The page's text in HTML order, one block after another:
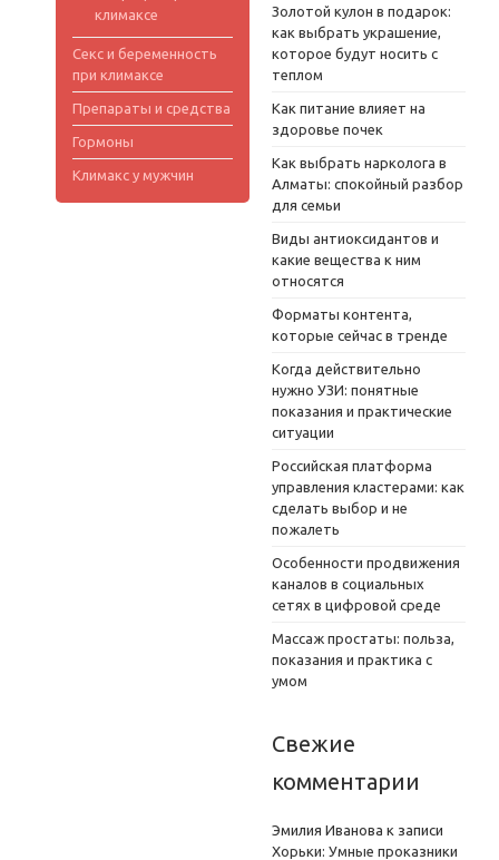
климаксе
Секс и беременность
при климаксе
Препараты и средства
Гормоны
Климакс у мужчин
Золотой кулон в подарок:
как выбрать украшение,
которое будут носить с
теплом
Как питание влияет на
здоровье почек
Как выбрать нарколога в
Алматы: спокойный разбор
для семьи
Виды антиоксидантов и
какие вещества к ним
относятся
Форматы контента,
которые сейчас в тренде
Когда действительно
нужно УЗИ: понятные
показания и практические
ситуации
Российская платформа
управления кластерами: как
сделать выбор и не
пожалеть
Особенности продвижения
каналов в социальных
сетях в цифровой среде
Массаж простаты: польза,
показания и практика с
умом
Свежие
комментарии
Эмилия Иванова к записи
Хорьки: Умные проказники